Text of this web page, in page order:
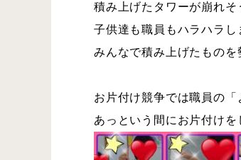
積み上げたタワーが崩れそ
子供達も職員もハラハラし
みんなで積み上げたもの
お片付け競争では職員の
あっという間にお片付け